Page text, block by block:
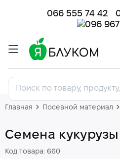
066 555 74 42
Главная Посевной материал
Семена
Код товара: 660